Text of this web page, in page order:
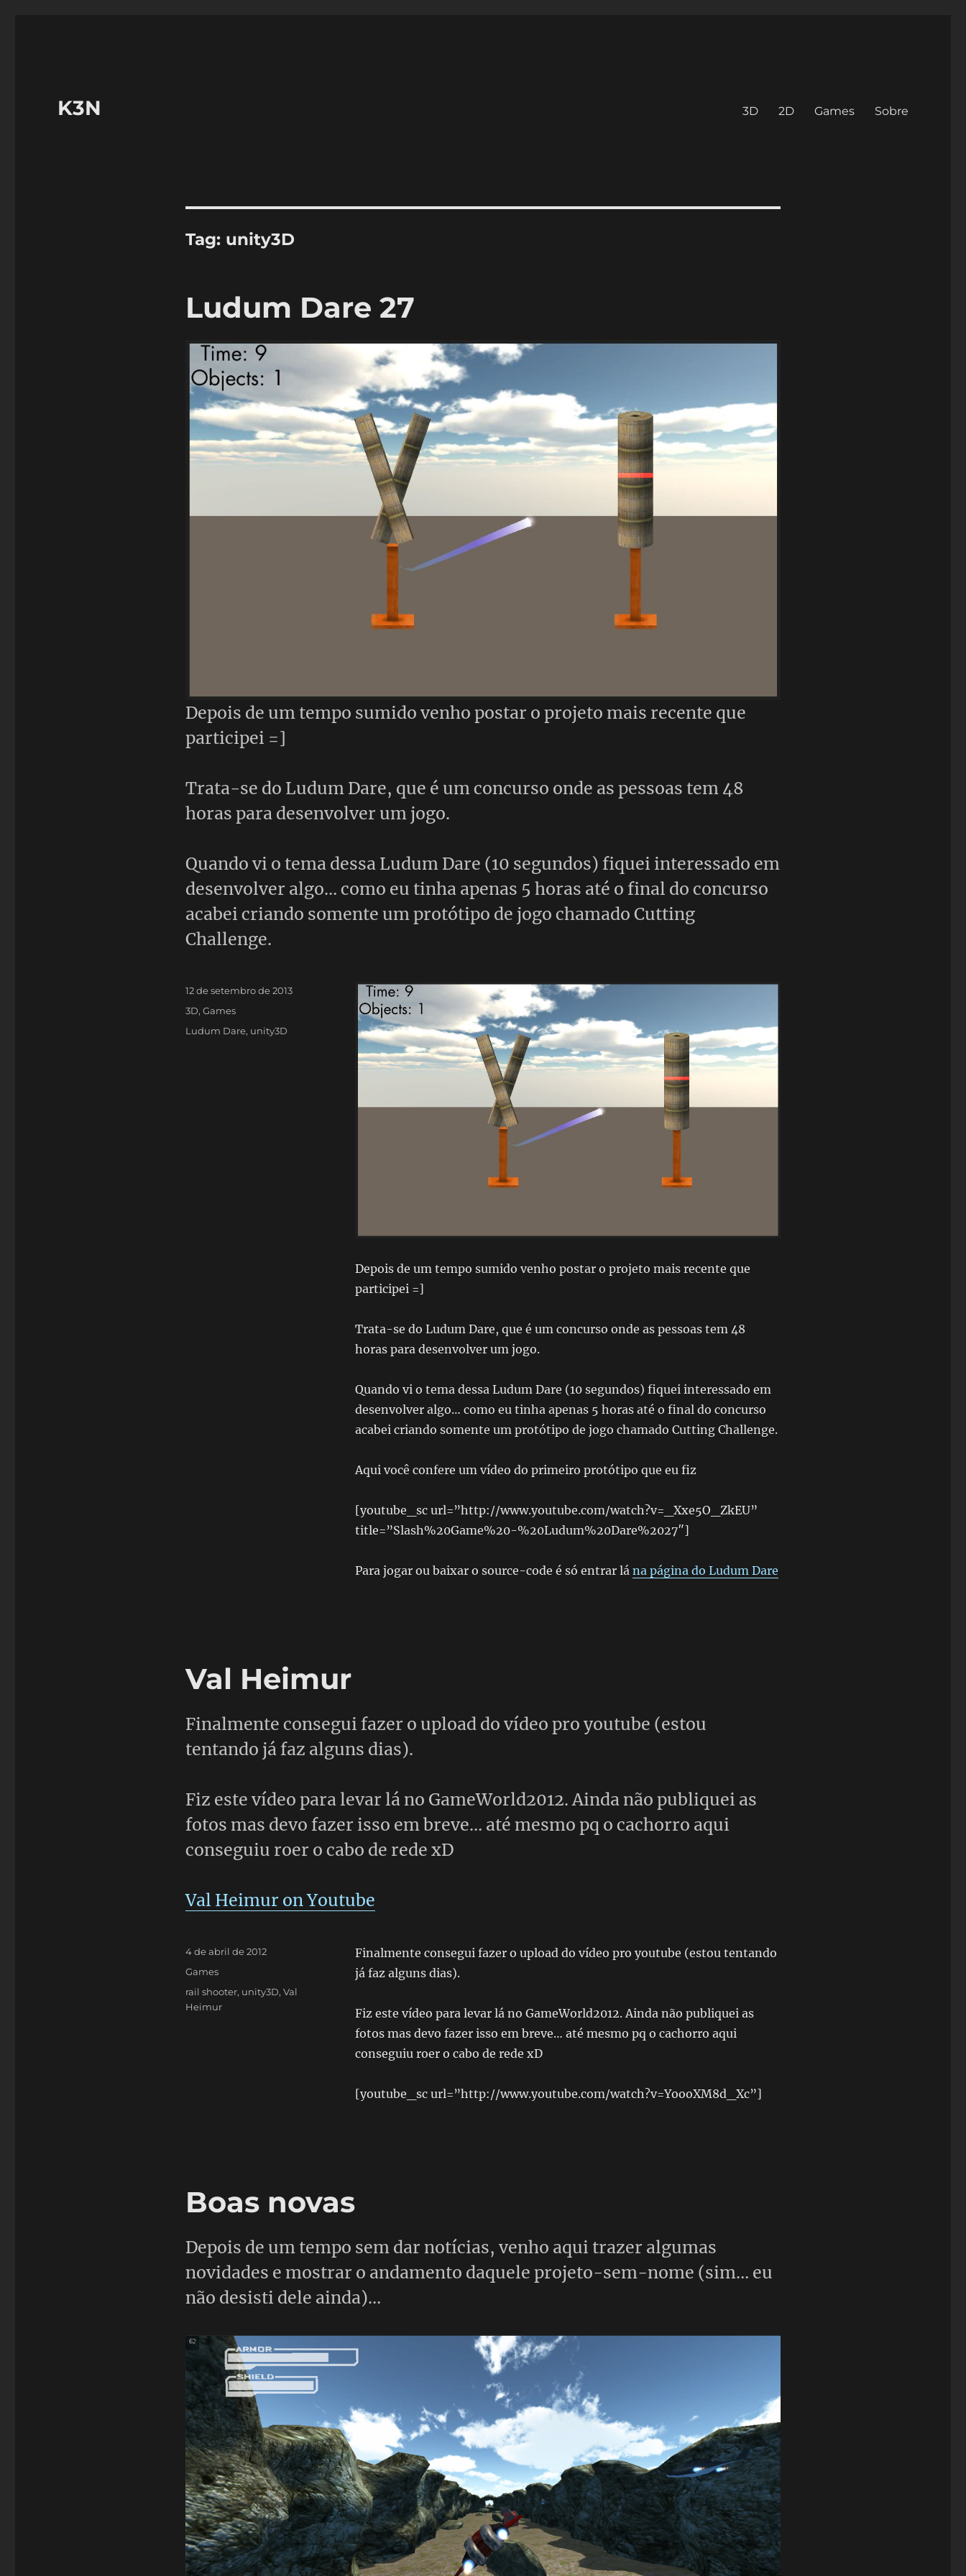
K3N 3D 2D Games Sobre
Tag: unity3D
Ludum Dare 27
Depois de um tempo sumido venho postar o projeto mais recente que
participei =]
Trata-se do Ludum Dare, que é um concurso onde as pessoas tem 48
horas para desenvolver um jogo.
Quando vi o tema dessa Ludum Dare (10 segundos) fiquei interessado em
desenvolver algo… como eu tinha apenas 5 horas até o final do concurso
acabei criando somente um protótipo de jogo chamado Cutting
Challenge.
Depois de um tempo sumido venho postar o projeto mais recente que
participei =]
Trata-se do Ludum Dare, que é um concurso onde as pessoas tem 48
horas para desenvolver um jogo.
Quando vi o tema dessa Ludum Dare (10 segundos) fiquei interessado em
desenvolver algo… como eu tinha apenas 5 horas até o final do concurso
acabei criando somente um protótipo de jogo chamado Cutting Challenge.
Aqui você confere um vídeo do primeiro protótipo que eu fiz
[youtube_sc url=”http://www.youtube.com/watch?v=_Xxe5O_ZkEU”
title=”Slash%20Game%20-%20Ludum%20Dare%2027″]
Para jogar ou baixar o source-code é só entrar lána página do Ludum Dare
Publicado
12 de setembro de 2013
Categorias
3D, Games
Tags
Ludum Dare, unity3D
Val Heimur
Finalmente consegui fazer o upload do vídeo pro youtube (estou
tentando já faz alguns dias).
Fiz este vídeo para levar lá no GameWorld2012. Ainda não publiquei as
fotos mas devo fazer isso em breve… até mesmo pq o cachorro aqui
conseguiu roer o cabo de rede xD
Val Heimur on Youtube
Finalmente consegui fazer o upload do vídeo pro youtube (estou tentando
já faz alguns dias).
Fiz este vídeo para levar lá no GameWorld2012. Ainda não publiquei as
fotos mas devo fazer isso em breve… até mesmo pq o cachorro aqui
conseguiu roer o cabo de rede xD
[youtube_sc url=”http://www.youtube.com/watch?v=YoooXM8d_Xc”]
Publicado
em
4 de abril de 2012
Categorias
Games
Tags
rail shooter, unity3D, Val
Heimur
Boas novas
Depois de um tempo sem dar notícias, venho aqui trazer algumas
novidades e mostrar o andamento daquele projeto-sem-nome (sim… eu
não desisti dele ainda)…